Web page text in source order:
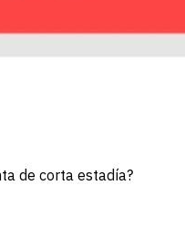
de corta estadía?